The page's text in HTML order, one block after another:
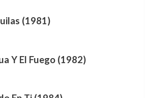
(1981)
Y El Fuego (1982)